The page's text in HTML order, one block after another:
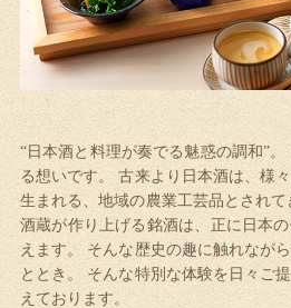
“日本酒と料理が奏でる魅惑の調和”。
る想いです。 古来より日本酒は、様
生まれる、地域の農業工芸品とされて
酒蔵が作り上げる銘酒は、正に日本
えます。
そんな歴史の趣に触れなが
ととき。
そんな特別な体験を日々ご
えております。